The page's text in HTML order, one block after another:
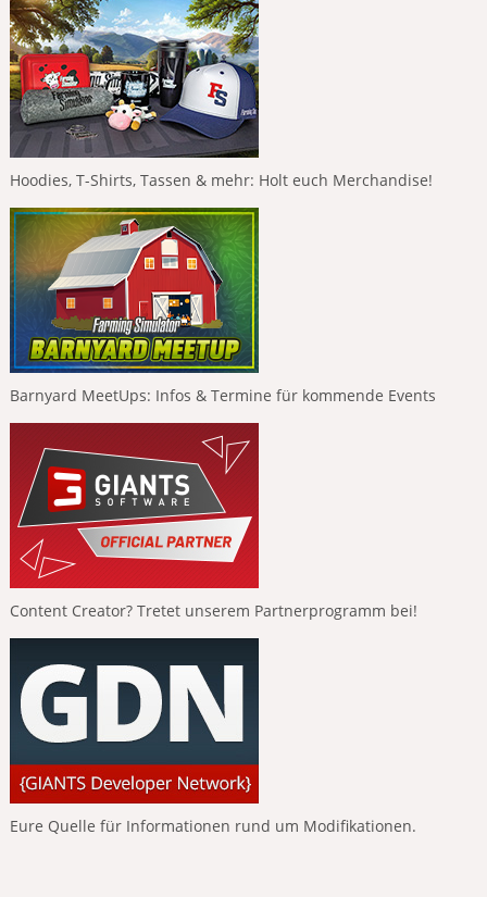
Hoodies, T-Shirts, Tassen & mehr: Holt euch Merchandise!
Barnyard MeetUps: Infos & Termine für kommende Events
Content Creator? Tretet unserem Partnerprogramm bei!
Eure Quelle für Informationen rund um Modifikationen.